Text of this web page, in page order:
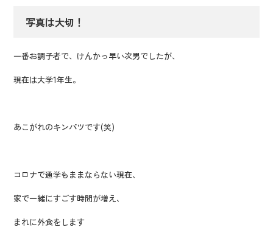
写真は大切！
一番お調子者で、けんかっ早い次男でしたが、
現在は大学1年生。
あこがれのキンパツです(笑)
コロナで通学もままならない現在、
家で一緒にすごす時間が増え、
まれに外食をします